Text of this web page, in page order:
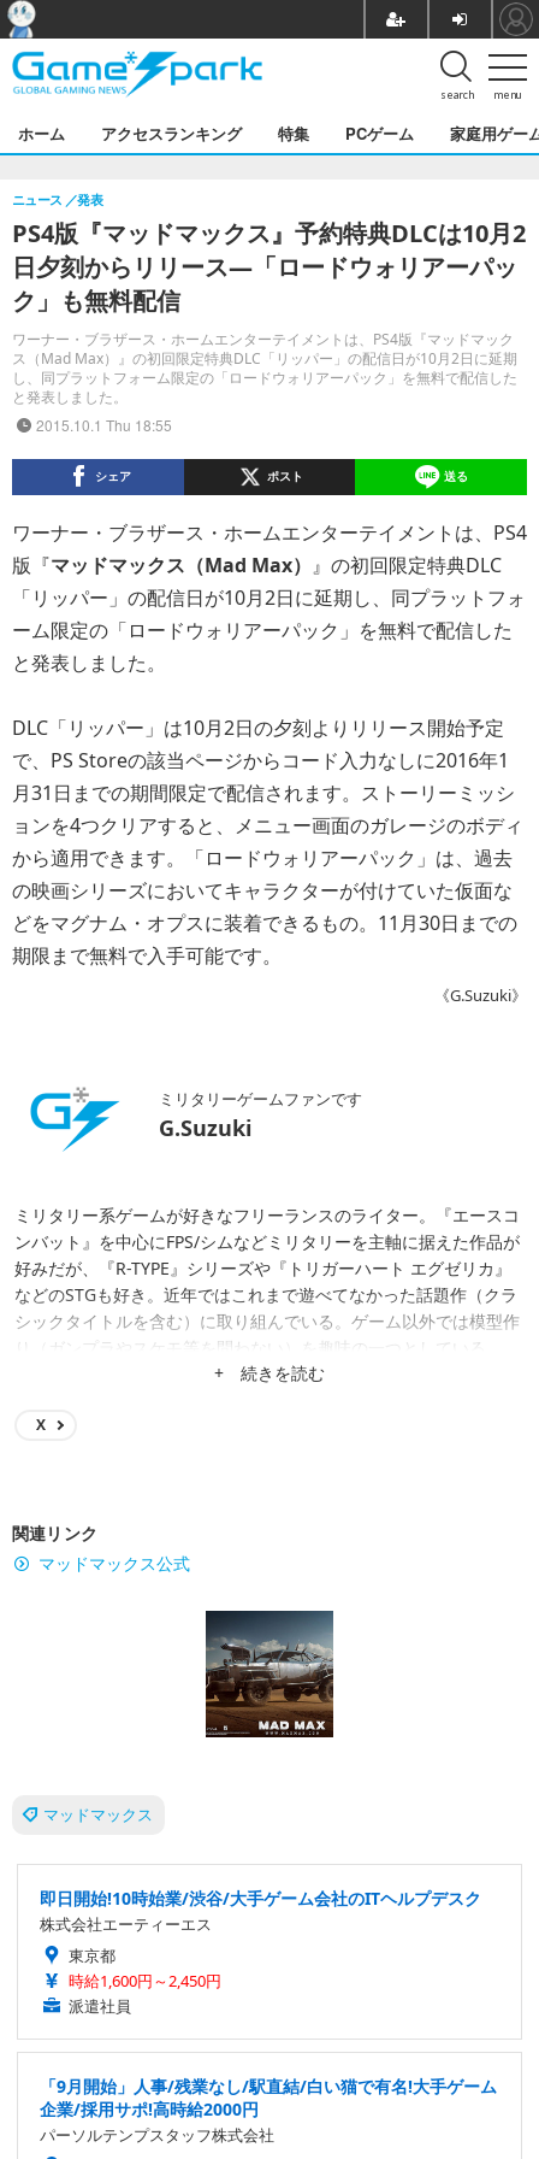
menu
search
ホーム アクセスランキング 特集 PCゲーム 家庭用ゲー
PS4版『マッドマックス』予約特典DLCは10月2
日夕刻からリリース―「ロードウォリアーパッ
ク」も無料配信
ワーナー・ブラザース・ホームエンターテイメントは、PS4版『マッドマック
ス（Mad Max）』の初回限定特典DLC「リッパー」の配信日が10月2日に延期
し、同プラットフォーム限定の「ロードウォリアーパック」を無料で配信した
と発表しました。
ニュース 発表
2015.10.1 Thu 18:55
シェア ポスト 送る
ワーナー・ブラザース・ホームエンターテイメントは、PS4
版『マッドマックス（Mad Max） 』の初回限定特典DLC
「リッパー」の配信日が10月2日に延期し、同プラットフォ
ーム限定の「ロードウォリアーパック」を無料で配信した
と発表しました。
DLC「リッパー」は10月2日の夕刻よりリリース開始予定
で、PS Storeの該当ページからコード入力なしに2016年1
月31日までの期間限定で配信されます。ストーリーミッシ
ョンを4つクリアすると、メニュー画面のガレージのボディ
から適用できます。「ロードウォリアーパック」は、過去
の映画シリーズにおいてキャラクターが付けていた仮面な
どをマグナム・オプスに装着できるもの。11月30日までの
期限まで無料で入手可能です。
《G.Suzuki》
ミリタリーゲームファンです
G.Suzuki
ミリタリー系ゲームが好きなフリーランスのライター。『エースコ
ンバット』を中心にFPS/シムなどミリタリーを主軸に据えた作品が
好みだが、『R-TYPE』シリーズや『トリガーハート エグゼリカ』
などのSTGも好き。近年ではこれまで遊べてなかった話題作（クラ
シックタイトルを含む）に取り組んでいる。ゲーム以外では模型作
り（ガンプラやスケモ等を問わない）を趣味の一つとしている。
+ 続きを読む
X
関連リンク
マッドマックス公式
マッドマックス
即日開始!10時始業/渋谷/大手ゲーム会社のITヘルプデスク
株式会社エーティーエス
東京都
時給1,600円～2,450円
派遣社員
「9月開始」人事/残業なし/駅直結/白い猫で有名!大手ゲーム
企業/採用サポ!高時給2000円
パーソルテンプスタッフ株式会社